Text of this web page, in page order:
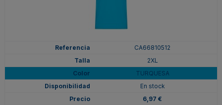
CA66810512
2XL
TURQUESA
En stock
6,97 €